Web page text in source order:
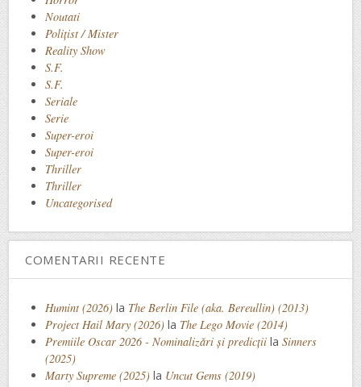
Noutati
Polițist / Mister
Reality Show
S.F.
S.F.
Seriale
Serie
Super-eroi
Super-eroi
Thriller
Thriller
Uncategorised
COMENTARII RECENTE
Humint (2026) la The Berlin File (aka. Bereullin) (2013)
Project Hail Mary (2026) la The Lego Movie (2014)
Premiile Oscar 2026 - Nominalizări și predicții la Sinners
(2025)
Marty Supreme (2025) la Uncut Gems (2019)